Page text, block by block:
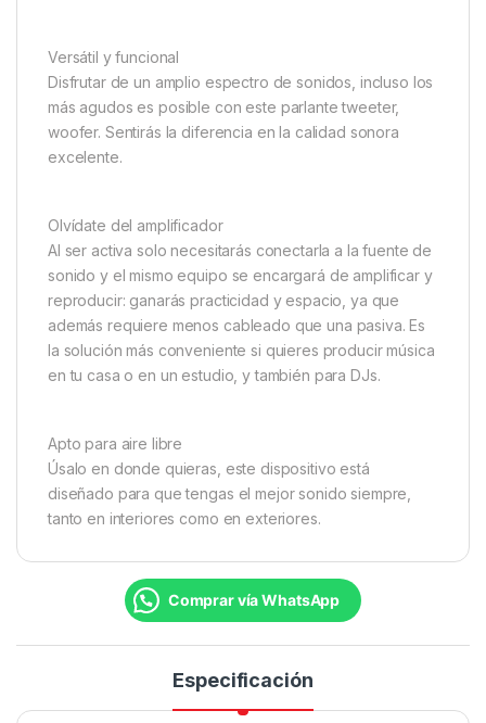
Versátil y funcional
Disfrutar de un amplio espectro de sonidos, incluso los
más agudos es posible con este parlante tweeter,
woofer. Sentirás la diferencia en la calidad sonora
excelente.
Olvídate del amplificador
Al ser activa solo necesitarás conectarla a la fuente de
sonido y el mismo equipo se encargará de amplificar y
reproducir: ganarás practicidad y espacio, ya que
además requiere menos cableado que una pasiva. Es
la solución más conveniente si quieres producir música
en tu casa o en un estudio, y también para DJs.
Apto para aire libre
Úsalo en donde quieras, este dispositivo está
diseñado para que tengas el mejor sonido siempre,
tanto en interiores como en exteriores.
Comprar vía WhatsApp
Especificación